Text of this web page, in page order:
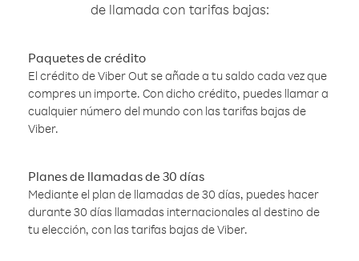
de llamada con tarifas bajas:
Paquetes de crédito
El crédito de Viber Out se añade a tu saldo cada vez que
compres un importe. Con dicho crédito, puedes llamar a
cualquier número del mundo con las tarifas bajas de
Viber.
Planes de llamadas de 30 días
Mediante el plan de llamadas de 30 días, puedes hacer
durante 30 días llamadas internacionales al destino de
tu elección, con las tarifas bajas de Viber.